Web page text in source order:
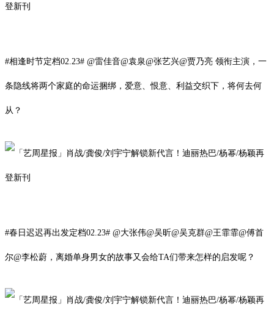
#相逢时节定档02.23# @雷佳音@袁泉@张艺兴@贾乃亮 领衔主演，一
条隐线将两个家庭的命运捆绑，爱意、恨意、利益交织下，将何去何
从？
#春日迟迟再出发定档02.23# @大张伟@吴昕@吴克群@王霏霏@傅首
尔@李松蔚，离婚单身男女的故事又会给TA们带来怎样的启发呢？